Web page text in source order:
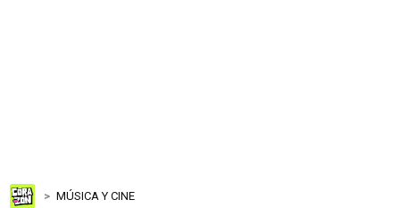
MÚSICA Y CINE